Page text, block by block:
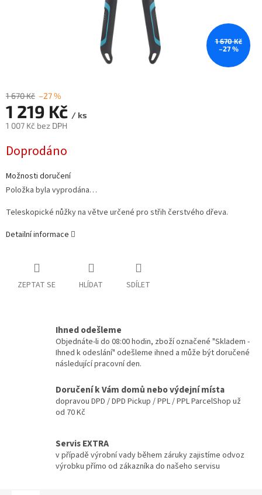
1 670 Kč
–27 %
1 670 Kč –27 %
1 219 Kč / ks
1 007 Kč bez DPH
cena:
Doprodáno
Možnosti doručení
Položka byla vyprodána…
Teleskopické nůžky na větve určené pro střih čerstvého dřeva.
Detailní informace
ZEPTAT SE HLÍDAT SDÍLET
Ihned odešleme
Objednáte-li do 08:00 hodin, zboží označené "Skladem -
Ihned k odeslání" odešleme ihned a může být doručené
následující pracovní den.
Doručení k Vám domů nebo výdejní místa
dopravou DPD / DPD Pickup / PPL / PPL ParcelShop už
od 70 Kč
Servis EXTRA
v případě výrobní vady během záruky zajistíme odvoz
výrobku přímo od zákazníka do našeho servisu